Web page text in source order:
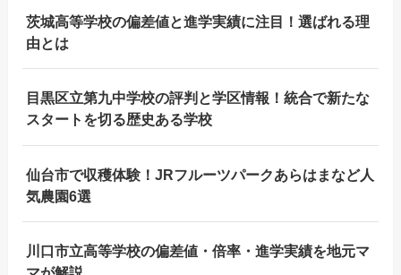
茨城高等学校の偏差値と進学実績に注目！選ばれる理
由とは
目黒区立第九中学校の評判と学区情報！統合で新たな
スタートを切る歴史ある学校
仙台市で収穫体験！JRフルーツパークあらはまなど人
気農園6選
川口市立高等学校の偏差値・倍率・進学実績を地元マ